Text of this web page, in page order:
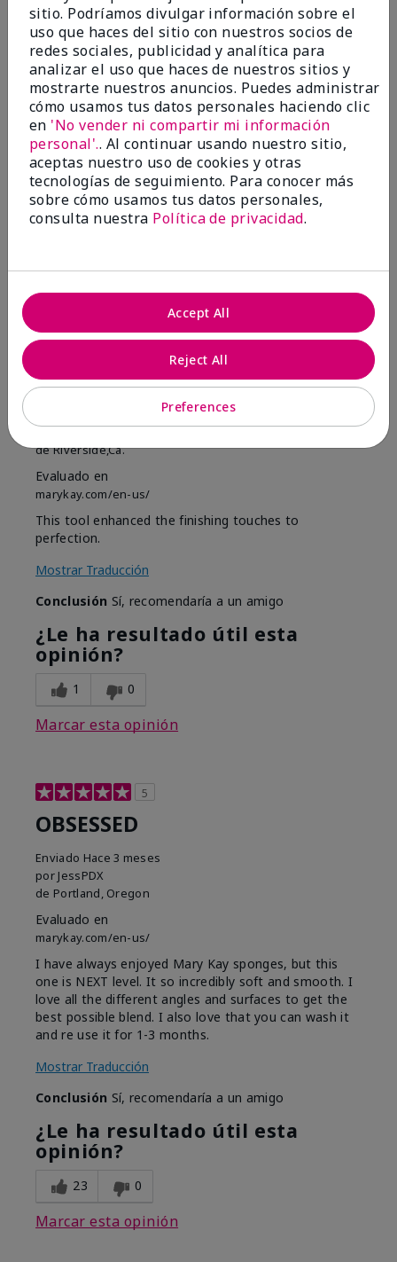
5 estrellas
2
4 estrellas
0
3 estrellas
0
2 estrellas
0
1 estrella
0
Evaluado por 2 clientes
MK completion sponge
porShirley "Girl"
deRiverside,Ca.
Evaluado en
marykay.com/en-us/
This tool enhanced the finishing touches to
perfection.
Mostrar Traducción
Conclusión Sí, recomendaría a un amigo
¿Le ha resultado útil esta
opinión?
1 0
Marcar esta opinión
5
OBSESSED
Enviado Hace 3 meses
por JessPDX
de Portland, Oregon
Evaluado en
marykay.com/en-us/
I have always enjoyed Mary Kay sponges, but this
one is NEXT level. It so incredibly soft and smooth. I
love all the different angles and surfaces to get the
best possible blend. I also love that you can wash it
and re use it for 1-3 months.
Mostrar Traducción
Conclusión Sí, recomendaría a un amigo
¿Le ha resultado útil esta
opinión?
23 0
Marcar esta opinión
sitio. Podríamos divulgar información sobre el
uso que haces del sitio con nuestros socios de
redes sociales, publicidad y analítica para
analizar el uso que haces de nuestros sitios y
mostrarte nuestros anuncios. Puedes administrar
cómo usamos tus datos personales haciendo clic
en 'No vender ni compartir mi información
personal'.. Al continuar usando nuestro sitio,
aceptas nuestro uso de cookies y otras
tecnologías de seguimiento. Para conocer más
sobre cómo usamos tus datos personales,
consulta nuestra Política de privacidad.
Preferences
Reject All
Accept All